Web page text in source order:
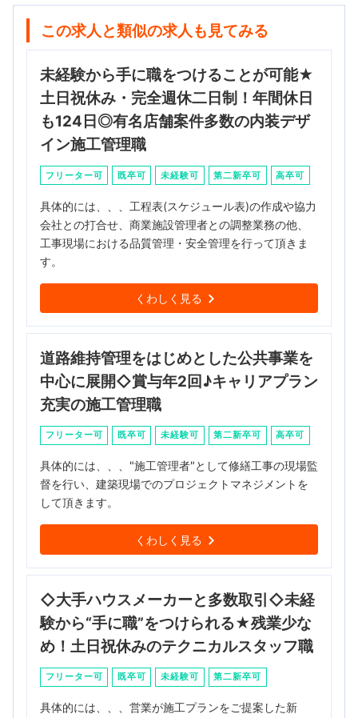
この求人と類似の求人も見てみる
未経験から手に職をつけることが可能★
土日祝休み・完全週休二日制！年間休日
も124日◎有名店舗案件多数の内装デザ
イン施工管理職
フリーター可 既卒可 未経験可 第二新卒可 高卒可
具体的には、、、工程表(スケジュール表)の作成や協力
会社との打合せ、商業施設管理者との調整業務の他、
工事現場における品質管理・安全管理を行って頂きま
す。
くわしく見る
道路維持管理をはじめとした公共事業を
中心に展開◇賞与年2回♪キャリアプラン
充実の施工管理職
フリーター可 既卒可 未経験可 第二新卒可 高卒可
具体的には、、、"施工管理者"として修繕工事の現場監
督を行い、建築現場でのプロジェクトマネジメントを
して頂きます。
くわしく見る
◇大手ハウスメーカーと多数取引◇未経
験から“手に職”をつけられる★残業少な
め！土日祝休みのテクニカルスタッフ職
フリーター可 既卒可 未経験可 第二新卒可
具体的には、、、営業が施工プランをご提案した新